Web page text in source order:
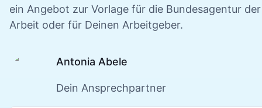
ein Angebot zur Vorlage für die Bundesagentur der
Arbeit oder für Deinen Arbeitgeber.
Antonia Abele
Dein Ansprechpartner